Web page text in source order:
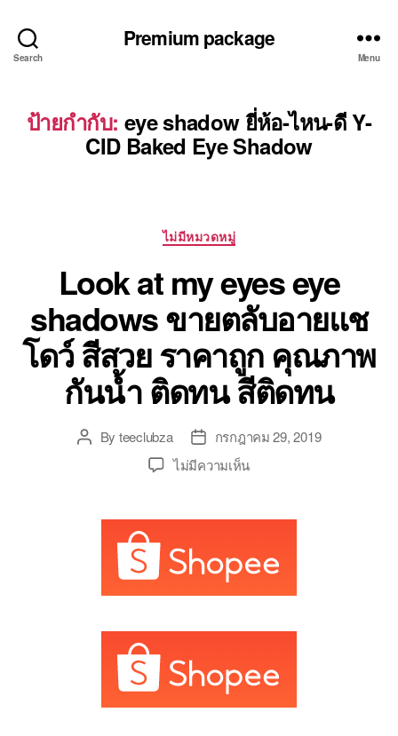
Search
Premium package
Menu
ป้ายกำกับ: eye shadow ยี่ห้อ-ไหน-ดี Y-
CID Baked Eye Shadow
Categories
ไม่มีหมวดหมู่
Look at my eyes eye
shadows ขายตลับอายแช
โดว์ สีสวย ราคาถูก คุณภาพ
กันน้ำ ติดทน สีติดทน
PostBy teeclubza
Postกรกฎาคม 29, 2019
ไม่มีความเห็นบน
my
eye
shadows
ขาย
โดว์